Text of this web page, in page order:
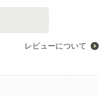
レビューについて